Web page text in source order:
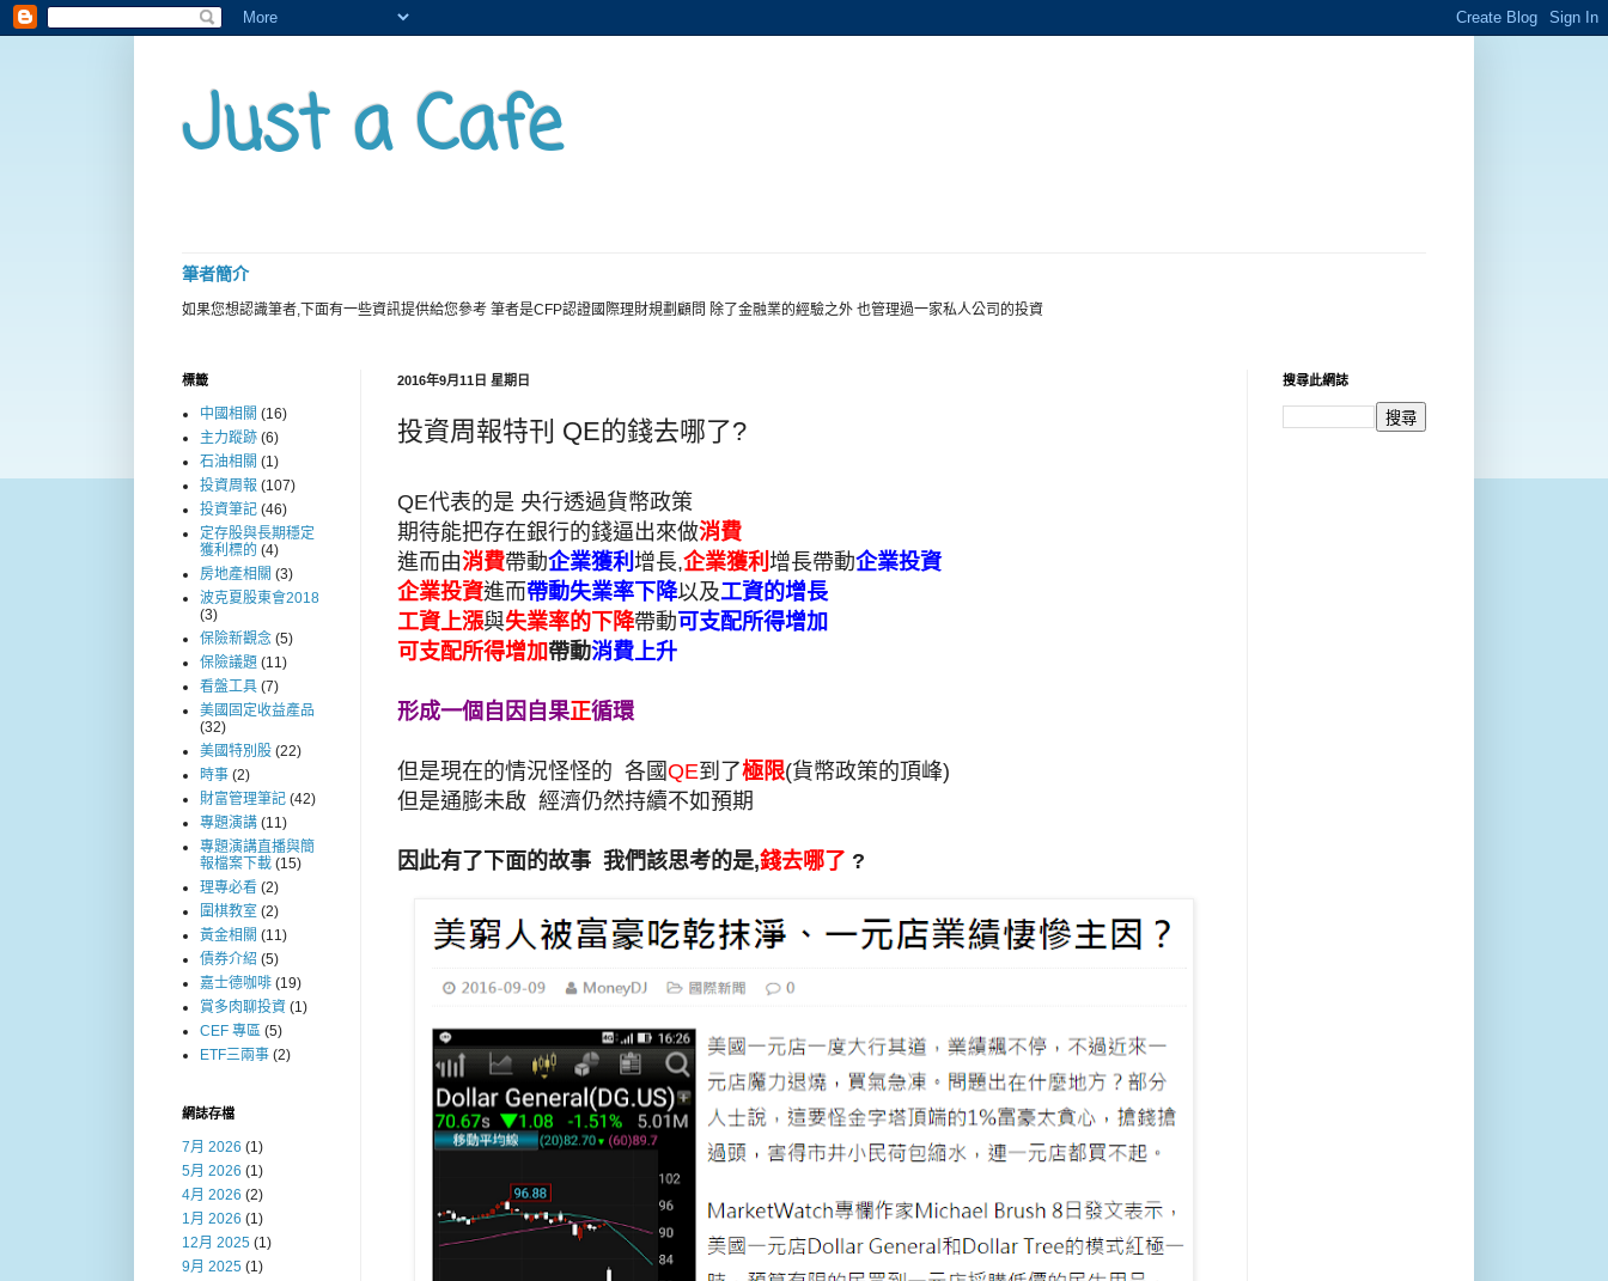
Just a Cafe
筆者簡介
如果您想認識筆者,下面有一些資訊提供給您參考 筆者是CFP認證國際理財規劃顧問 除了金融業的經驗之外 也管理過一家私人公司的投資
2016年9月11日 星期日
投資周報特刊 QE的錢去哪了?
QE代表的是 央行透過貨幣政策
期待能把存在銀行的錢逼出來做消費
進而由消費帶動企業獲利 增長,企業獲利 增長帶動企業投資
企業投資進而帶動失業率下降以及工資的增長
工資上漲與失業率的下降帶動可支配所得增加
可支配所得增加 帶動消費上升
形成一個自因自果正循環
但是現在的情況怪怪的 各國QE到了極限(貨幣政策的頂峰)
但是通膨未啟 經濟仍然持續不如預期
因此有了下面的故事 我們該思考的是,錢去哪了 ?
標籤
中國相關 (16)
主力蹤跡 (6)
石油相關 (1)
投資周報 (107)
投資筆記 (46)
定存股與長期穩定
獲利標的 (4)
房地產相關 (3)
波克夏股東會2018
(3)
保險新觀念 (5)
保險議題 (11)
看盤工具 (7)
美國固定收益產品
(32)
美國特別股 (22)
時事 (2)
財富管理筆記 (42)
專題演講 (11)
專題演講直播與簡
報檔案下載 (15)
理專必看 (2)
圍棋教室 (2)
黃金相關 (11)
債券介紹 (5)
嘉士德咖啡 (19)
賞多肉聊投資 (1)
CEF 專區 (5)
ETF三兩事 (2)
網誌存檔
7月 2026 (1)
5月 2026 (1)
4月 2026 (2)
1月 2026 (1)
12月 2025 (1)
9月 2025 (1)
搜尋此網誌